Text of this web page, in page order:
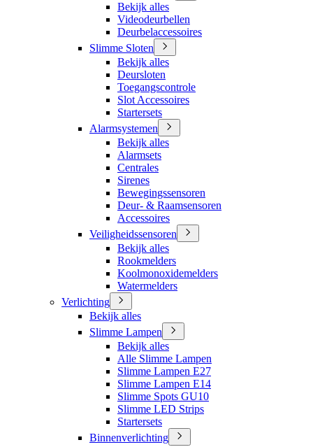
Bekijk alles
Videodeurbellen
Deurbelaccessoires
Slimme Sloten
Bekijk alles
Deursloten
Toegangscontrole
Slot Accessoires
Startersets
Alarmsystemen
Bekijk alles
Alarmsets
Centrales
Sirenes
Bewegingssensoren
Deur- & Raamsensoren
Accessoires
Veiligheidssensoren
Bekijk alles
Rookmelders
Koolmonoxidemelders
Watermelders
Verlichting
Bekijk alles
Slimme Lampen
Bekijk alles
Alle Slimme Lampen
Slimme Lampen E27
Slimme Lampen E14
Slimme Spots GU10
Slimme LED Strips
Startersets
Binnenverlichting